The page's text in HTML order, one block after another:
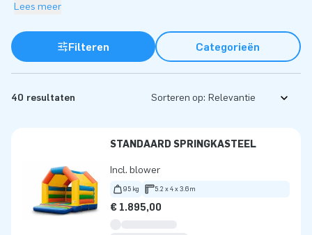
Lees meer
Filteren Categorieën
40 resultaten Sorteren op:
STANDAARD SPRINGKASTEEL
Incl. blower
95 kg 5.2 x 4 x 3.6m
€ 1.895,00